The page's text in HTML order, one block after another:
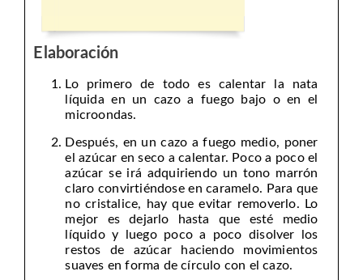
Elaboración
Lo primero de todo es calentar la nata
líquida en un cazo a fuego bajo o en el
microondas.
Después, en un cazo a fuego medio, poner
el azúcar en seco a calentar. Poco a poco el
azúcar se irá adquiriendo un tono marrón
claro convirtiéndose en caramelo. Para que
no cristalice, hay que evitar removerlo. Lo
mejor es dejarlo hasta que esté medio
líquido y luego poco a poco disolver los
restos de azúcar haciendo movimientos
suaves en forma de círculo con el cazo.